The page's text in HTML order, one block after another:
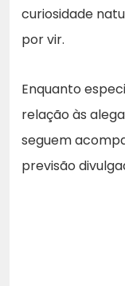
curiosidade
por vir.
Enquanto
relação às
seguem
previsão